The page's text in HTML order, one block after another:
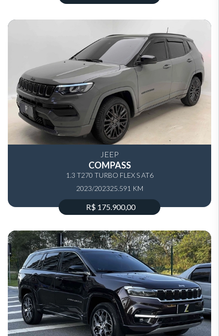
JEEP
COMPASS
1.3 T270 TURBO FLEX S AT6
2023/202325.591 KM
R$ 175.900,00